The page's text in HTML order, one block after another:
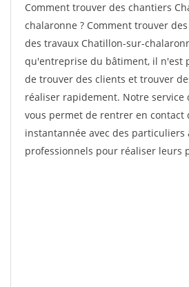
Comment trouver des chantiers
chalaronne ? Comment trouver
des travaux Chatillon-sur-
qu'entreprise du bâtiment, il n'est
de trouver des clients et trouver
réaliser rapidement. Notre service
vous permet de rentrer en contact
instantannée avec des particuliers
professionnels pour réaliser leurs